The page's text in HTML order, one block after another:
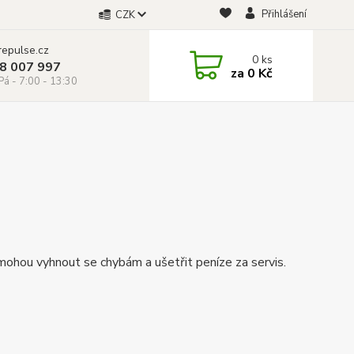
CZK Přihlášení
007 997
- 7:00 - 13:30
0ks
za 0 Kč
vyhnout se chybám a ušetřit peníze za servis.